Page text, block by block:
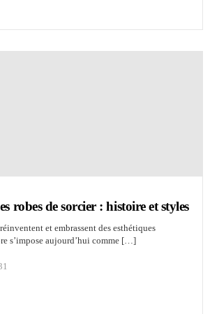
robes de sorcier : histoire et styles
et embrassent des esthétiques
s’impose aujourd’hui comme […]